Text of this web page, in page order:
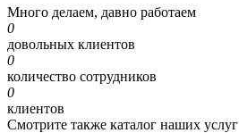
Много делаем, давно работаем
0
довольных клиентов
0
количество сотрудников
0
клиентов
Смотрите также каталог наших услуг